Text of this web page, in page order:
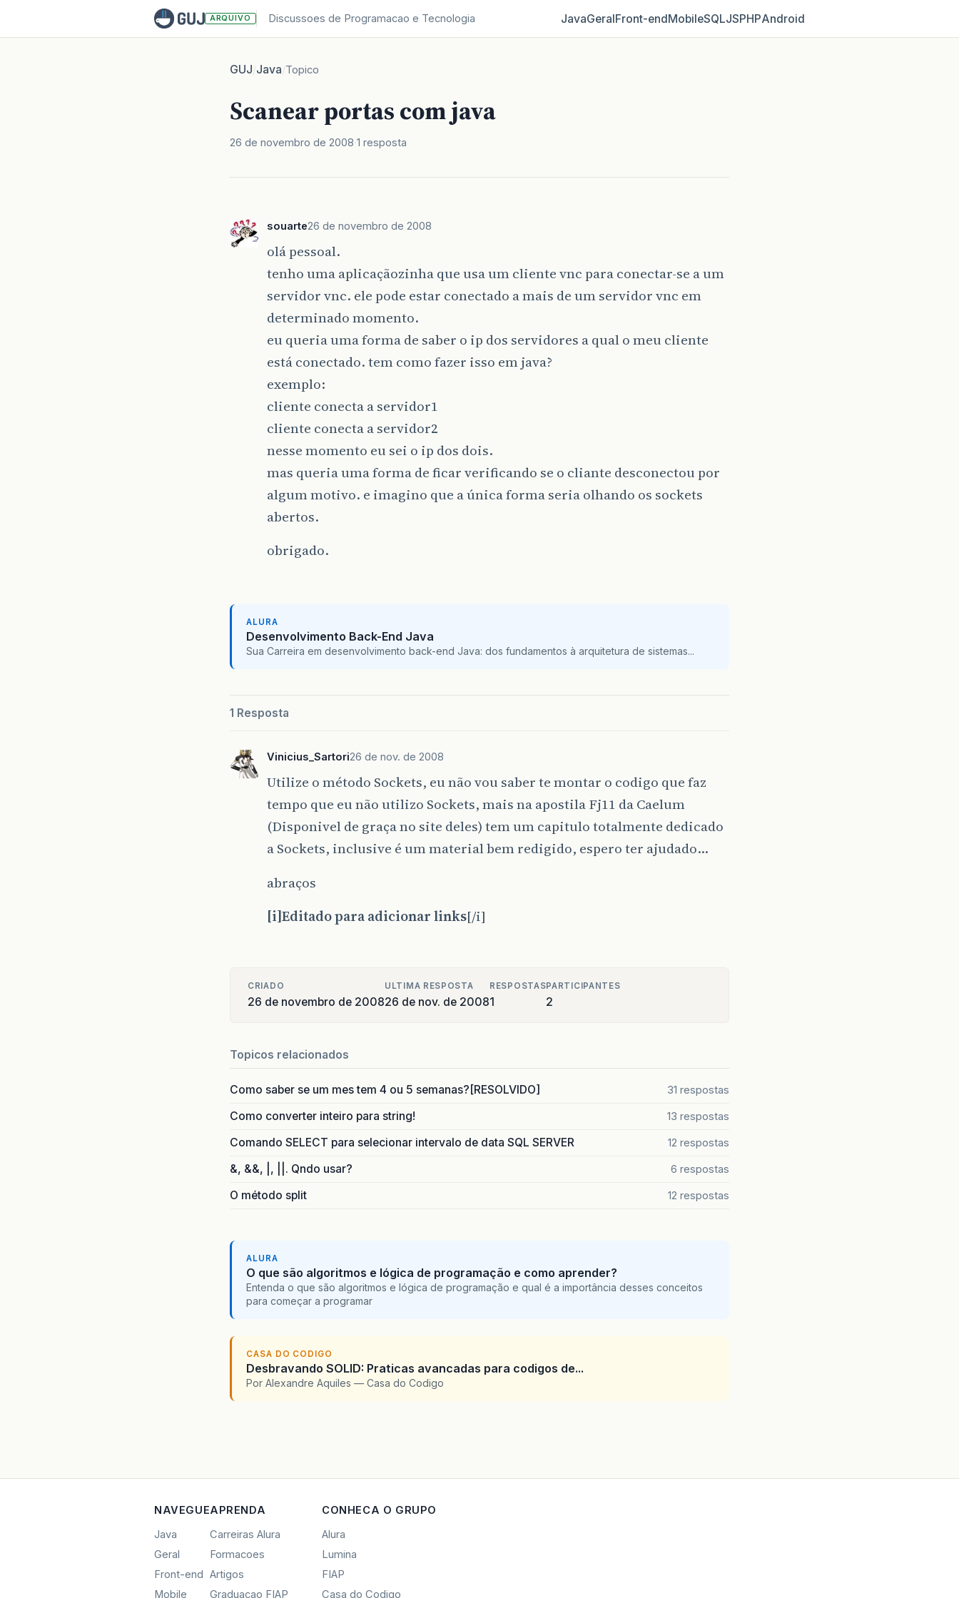
ARQUIVO Discussoes de Programacao e Tecnologia JavaGeralFront‑endMobileSQLJSPHPAndroid
GUJ/Java/Topico
Scanear portas com java
26 de novembro de 2008 1 resposta
souarte26 de novembro de 2008
olá pessoal.
tenho uma aplicaçãozinha que usa um cliente vnc para conectar-se a um
servidor vnc. ele pode estar conectado a mais de um servidor vnc em
determinado momento.
eu queria uma forma de saber o ip dos servidores a qual o meu cliente
está conectado. tem como fazer isso em java?
exemplo:
cliente conecta a servidor1
cliente conecta a servidor2
nesse momento eu sei o ip dos dois.
mas queria uma forma de ficar verificando se o cliante desconectou por
algum motivo. e imagino que a única forma seria olhando os sockets
abertos.
obrigado.
ALURA
Desenvolvimento Back-End Java
Sua Carreira em desenvolvimento back-end Java: dos fundamentos à arquitetura de sistemas...
1 Resposta
Vinicius_Sartori26 de nov. de 2008
Utilize o método Sockets, eu não vou saber te montar o codigo que faz
tempo que eu não utilizo Sockets, mais na apostila Fj11 da Caelum
(Disponivel de graça no site deles) tem um capitulo totalmente dedicado
a Sockets, inclusive é um material bem redigido, espero ter ajudado…
abraços
[i]Editado para adicionar links[/i]
CRIADO
26 de novembro de 2008
ULTIMA RESPOSTA
26 de nov. de 2008
RESPOSTAS
1
PARTICIPANTES
2
Topicos relacionados
Como saber se um mes tem 4 ou 5 semanas?[RESOLVIDO] 31 respostas
Como converter inteiro para string! 13 respostas
Comando SELECT para selecionar intervalo de data SQL SERVER 12 respostas
&, &&, |, ||. Qndo usar? 6 respostas
O método split 12 respostas
ALURA
O que são algoritmos e lógica de programação e como aprender?
Entenda o que são algoritmos e lógica de programação e qual é a importância desses conceitos
para começar a programar
CASA DO CODIGO
Desbravando SOLID: Praticas avancadas para codigos de...
Por Alexandre Aquiles — Casa do Codigo
NAVEGUE
Java
Geral
Front-end
Mobile
APRENDA
Carreiras Alura
Formacoes
Artigos
Graduacao FIAP
CONHECA O GRUPO
Alura
Lumina
FIAP
Casa do Codigo